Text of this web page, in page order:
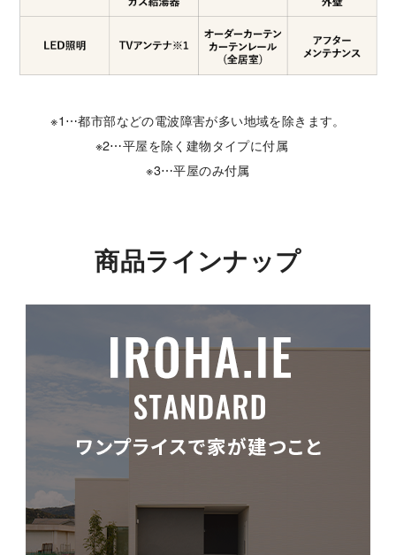
※1⋯都市部などの電波障害が多い地域を除きます。
※2⋯平屋を除く建物タイプに付属
※3⋯平屋のみ付属
商品ラインナップ